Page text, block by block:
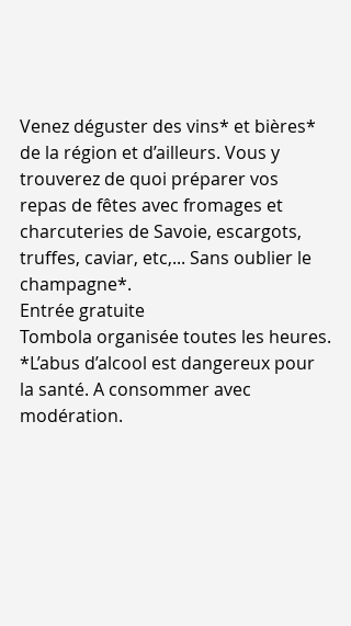
Venez déguster des vins* et bières*
de la région et d’ailleurs. Vous y
trouverez de quoi préparer vos
repas de fêtes avec fromages et
charcuteries de Savoie, escargots,
truffes, caviar, etc,... Sans oublier le
champagne*.
Entrée gratuite
Tombola organisée toutes les heures.
*L’abus d’alcool est dangereux pour
la santé. A consommer avec
modération.